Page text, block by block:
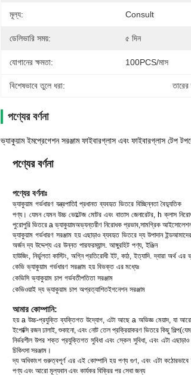
মূল্য: Consult
ডেলিভারি সময়: ৫ দিন
যোগানের ক্ষমতা: 100PCS/মাস
বিশেষভাবে তুলে ধরা:
পণ্যের বর্ণনা
ভ্যাকুয়াম ইমপ্রেগেশন সরঞ্জাম ফাইবারগ্লাস এবং ফাইবারগ্লাস টেপ
পণ্যের বর্ণনা
পণ্যের বর্ণনাঃ
ভ্যাকুয়াম গর্ভধারণ যন্ত্রপাতিt প্রধানত ব্যবহৃত ভিতরে বিচ্ছিন্নতা বৈদ্যুতিক
পণ্য। যেমন যেমন উচ্চ ভোল্টেজ মোটর এবং বাতাস জেনারেটর, h ক্লাস
পুরোপুরি ভিতরে a ভ্যাকুয়ামঅভ্যন্তরীণ নিরোধক প্রভাব,সামগ্রিক
ভ্যাকুয়াম গর্ভধারণ সরঞ্জাম হয় এছাড়াও ব্যবহৃত ভিতরে দ্য উপাদান ইন্ডআমাদের
অর্জন দ্য উদ্দেশ্য এর উন্নত পারফরম্যান্স. আঙ্গুরহিট পণ্য, ইঞ্জিন
হাউজিং, নির্ভুলতা কাস্টিং, অগ্নি প্রতিরোধী ইট, কাঠ, ইত্যাদি. দ্বারা অর্থ এর
কেভি ভ্যাকুয়াম গর্ভধারণ সরঞ্জাম হয় বিভক্ত এর মধ্যেঃ
কেভিসি ভ্যাকুয়াম চাপ গর্ভবতীপতিতা সরঞ্জাম
কেভিওয়াই দ্য ভ্যাকুয়াম চাপ অপ্রত্যাশিতইগনেশন সরঞ্জাম
আমার কোম্পানি:
হয় a উচ্চ-প্রযুক্তি ব্যক্তিগত উদ্যোগ, এটা আছে a অভিজ্ঞ মেয়াদ, যা
ইপোক্সি রজন ঢালাই, শুকানো, এবং নোট তেল প্রক্রিয়াকরণ ভিতরে কিছু শিল্প(
নির্ভরশীল উপর শক্ত প্রযুক্তিগত সুবিধা এবং স্কেল সুবিধা, এবং এটা এছাড়াও
চিকিৎসা সরঞ্জাম।
দ্য অধিকাংশ গুরুত্বপূর্ণ এর এই কোম্পানি হয় পণ্য গুণ, এবং এটা কঠোরভাবে
পণ্য এবং আরো মূল্যবান এবং কার্যকর বিক্রির পর সেবা জন্য